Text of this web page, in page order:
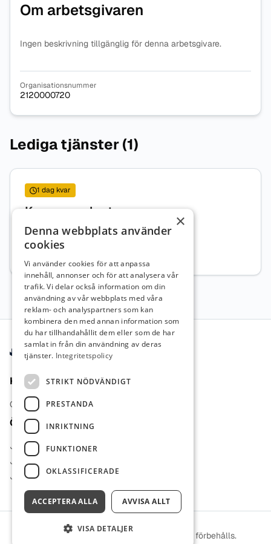
Om arbetsgivaren
Ingen beskrivning tillgänglig för denna arbetsgivare.
Organisationsnummer
2120000720
Lediga tjänster (1)
1 dag kvar
Kommunsekreterare
Kommunsekreterare Kalmar län
Heltid
Sidfot
Kontakt
Om oss
Övrigt
Jobb inom pedagogik
Jobb inom farmaci
Jobb inom ekonomi
© 2026 Jobbinomjuridik. Alla rättigheter förbehålls.
×
Denna webbplats använder
cookies
Vi använder cookies för att anpassa
innehåll, annonser och för att analysera vår
trafik. Vi delar också information om din
användning av vår webbplats med våra
reklam- och analyspartners som kan
kombinera den med annan information som
du har tillhandahållit dem eller som de har
samlat in från din användning av deras
tjänster. Integritetspolicy
STRIKT NÖDVÄNDIGT
PRESTANDA
INRIKTNING
FUNKTIONER
OKLASSIFICERADE
ACCEPTERA ALLA AVVISA ALLT
VISA DETALJER